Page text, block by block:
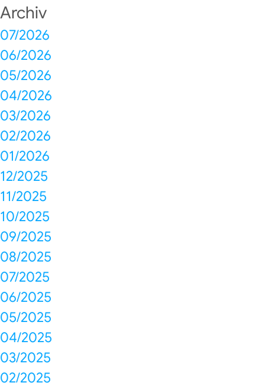
Archiv
07/2026
06/2026
05/2026
04/2026
03/2026
02/2026
01/2026
12/2025
11/2025
10/2025
09/2025
08/2025
07/2025
06/2025
05/2025
04/2025
03/2025
02/2025